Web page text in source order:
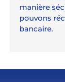
manière
pouvons
bancaire.